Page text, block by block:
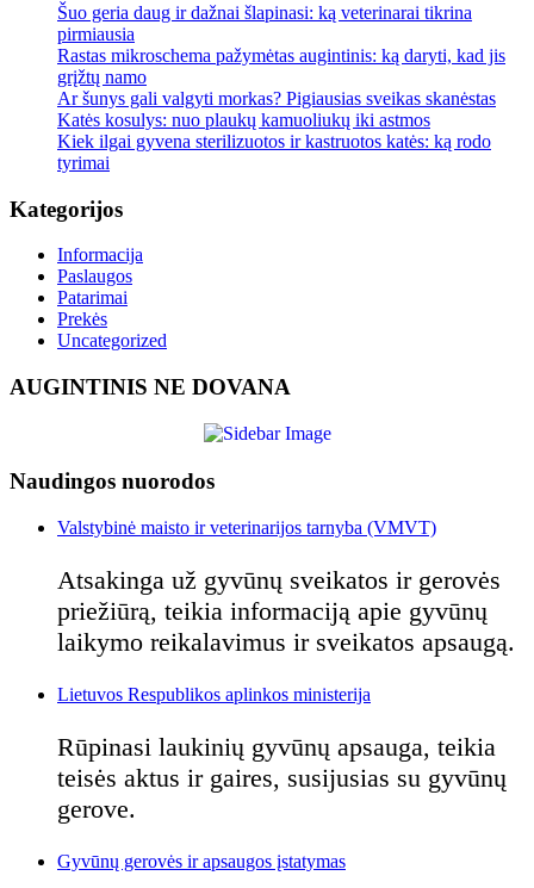
Šuo geria daug ir dažnai šlapinasi: ką veterinarai tikrina
pirmiausia
Rastas mikroschema pažymėtas augintinis: ką daryti, kad jis
grįžtų namo
Ar šunys gali valgyti morkas? Pigiausias sveikas skanėstas
Katės kosulys: nuo plaukų kamuoliukų iki astmos
Kiek ilgai gyvena sterilizuotos ir kastruotos katės: ką rodo
tyrimai
Kategorijos
Informacija
Paslaugos
Patarimai
Prekės
Uncategorized
AUGINTINIS NE DOVANA
Naudingos nuorodos
Valstybinė maisto ir veterinarijos tarnyba (VMVT)
Atsakinga už gyvūnų sveikatos ir gerovės
priežiūrą, teikia informaciją apie gyvūnų
laikymo reikalavimus ir sveikatos apsaugą.
Lietuvos Respublikos aplinkos ministerija
Rūpinasi laukinių gyvūnų apsauga, teikia
teisės aktus ir gaires, susijusias su gyvūnų
gerove.
Gyvūnų gerovės ir apsaugos įstatymas